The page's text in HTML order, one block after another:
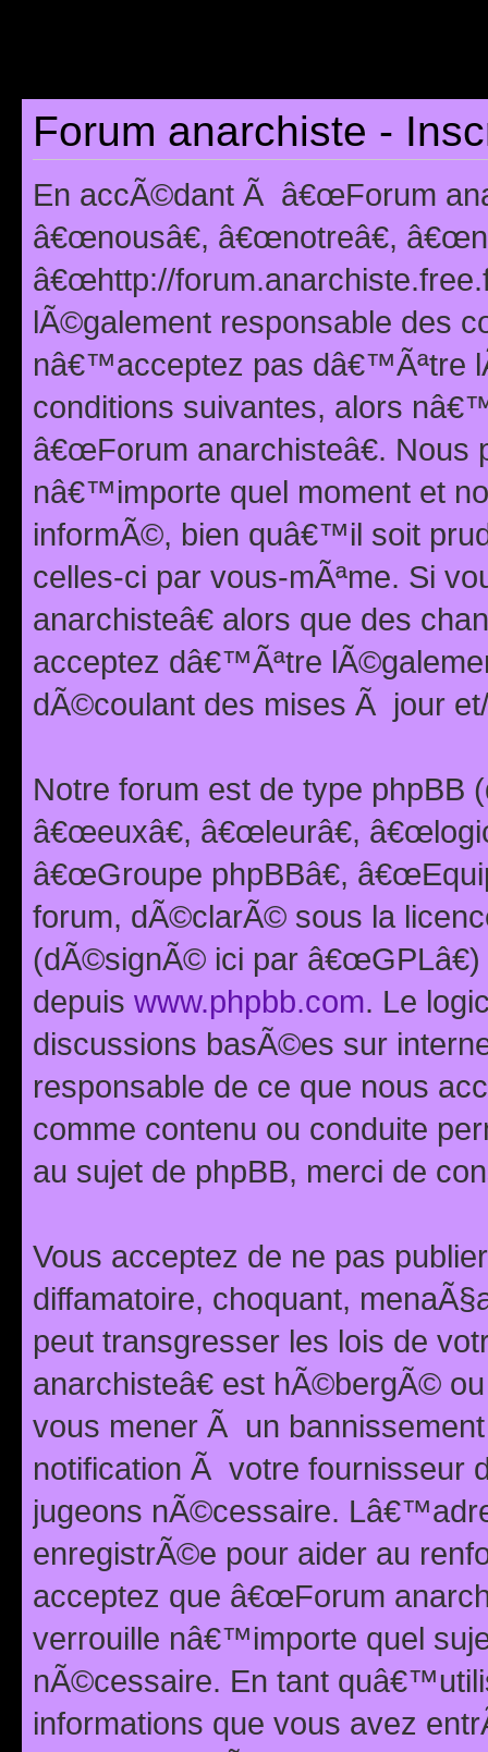
Forum anarchiste -
En accÃ©dant Ã â€œForum
â€œnousâ€, â€œnotreâ€,
â€œhttp://
lÃ©galement responsable des
nâ€™acceptez pas dâ€™Ãªtre
conditions suivantes, alors
â€œForum anarchisteâ€.
nâ€™importe quel moment et
informÃ©, bien quâ€™il soit
celles-ci par vous-mÃªme. Si
anarchisteâ€ alors que des
acceptez dâ€™Ãªtre
dÃ©coulant des mises Ã jour
Notre forum est de type phpBB
â€œeuxâ€, â€œleurâ€,
â€œGroupe phpBBâ€,
forum, dÃ©clarÃ© sous la
(dÃ©signÃ© ici par
depuis www.phpbb.com. Le
discussions basÃ©es sur
responsable de ce que nous
comme contenu ou conduite
au sujet de phpBB, merci de
Vous acceptez de ne pas
diffamatoire, choquant,
peut transgresser les lois de
anarchisteâ€ est hÃ©bergÃ©
vous mener Ã un
notification Ã votre fournisseur
jugeons nÃ©cessaire.
enregistrÃ©e pour aider au
acceptez que â€œForum
verrouille nâ€™importe quel
nÃ©cessaire. En tant
informations que vous avez